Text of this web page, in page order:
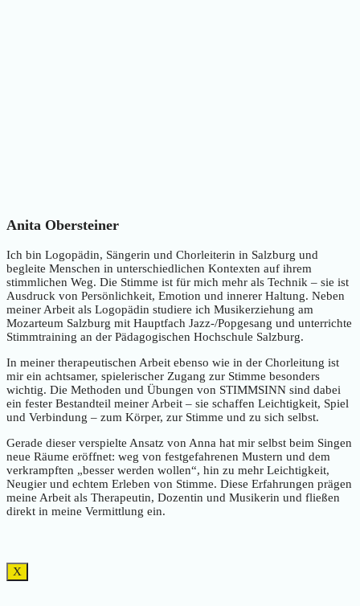
Anita Obersteiner
Ich bin Logopädin, Sängerin und Chorleiterin in Salzburg und
begleite Menschen in unterschiedlichen Kontexten auf ihrem
stimmlichen Weg. Die Stimme ist für mich mehr als Technik – sie ist
Ausdruck von Persönlichkeit, Emotion und innerer Haltung. Neben
meiner Arbeit als Logopädin studiere ich Musikerziehung am
Mozarteum Salzburg mit Hauptfach Jazz-/Popgesang und unterrichte
Stimmtraining an der Pädagogischen Hochschule Salzburg.
In meiner therapeutischen Arbeit ebenso wie in der Chorleitung ist
mir ein achtsamer, spielerischer Zugang zur Stimme besonders
wichtig. Die Methoden und Übungen von STIMMSINN sind dabei
ein fester Bestandteil meiner Arbeit – sie schaffen Leichtigkeit, Spiel
und Verbindung – zum Körper, zur Stimme und zu sich selbst.
Gerade dieser verspielte Ansatz von Anna hat mir selbst beim Singen
neue Räume eröffnet: weg von festgefahrenen Mustern und dem
verkrampften „besser werden wollen“, hin zu mehr Leichtigkeit,
Neugier und echtem Erleben von Stimme. Diese Erfahrungen prägen
meine Arbeit als Therapeutin, Dozentin und Musikerin und fließen
direkt in meine Vermittlung ein.
X